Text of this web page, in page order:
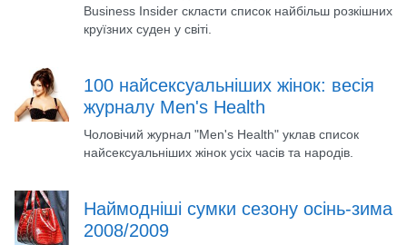
Business Insider скласти список найбільш розкішних
круїзних суден у світі.
100 найсексуальніших жінок: весія
журналу Men's Health
Чоловічий журнал "Men's Health" уклав список
найсексуальніших жінок усіх часів та народів.
Наймодніші сумки сезону осінь-зима
2008/2009